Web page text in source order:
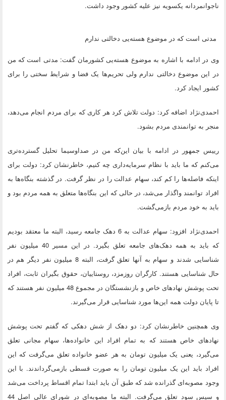
ناجوانمردانه یکسویه نیز علیه کشور وجود داشت.
مدتی است که در موضوع هسته‌یی دخالتی ندارم
وی در ادامه با اشاره به موضوع هسته‌یی کشورمان گفت: مدتی است که من
در این موضوع دخالتی ندارم ولی تحریم‌ها یک فضا و شرایط سختی را برای
کشور ایجاد کرد.
احمدی‌نژاد اضافه کرد: دولت تلاش کرد هر کاری که برای مردم انجام می‌دهد،
منجر به توانمندی مردم بشود.
رییس جمهور در ادامه با بیان این‌که من در صداوسیما تحلیل گسترده‌تری
می‌کنم که ما باید با نظام سرمایه‌داری چه کنیم، خاطرنشان کرد: دولت برای
اینکه فاصله‌ها را کم کند، سهام عدالت را در نظر گرفت. در گذشته بنگاه‌ها به
افراد توانمند واگذار می‌شد، در حالی که این بنگاه‌ها متعلق به همه مردم بود و
باید به خود مردم بازمی‌گشت.
احمدی‌نژاد افزود: سهام عدالت به 6 دهک جامعه رسید، البته ما معتقد بودیم
که باید به همه دهک‌های جامعه تعلق بگیرد. در این مسیر 40 میلیون نفر
شناسایی شدند و سهام به آنها تعلق گرفت، البته 8 میلیون نفر دیگر هم در
حال شناسایی هستند. کارگران روزمزد، روستاییان، حقوق بگیران ثابت، افراد
تحت پوشش نهادهای خاص و بازنشستگان در مجموع 48 میلیون نفر هستند که
تا پایان دولت همه این‌ها مورد شناسایی قرار می‌گیرند.
وی همچنین خاطرنشان کرد: دو دهک از شش دهکی که گفتم تحت پوشش
نهادهای خاص هستند که به تمام افراد این خانواده‌ها، سهام مجانی تعلق
می‌گیرد، یعنی یک میلیون تومان به هر عضو خانواده تعلق می‌گرفت که این
افراد باید این یک میلیون تومان را به صورت قسطی بازمی‌گرداندند. با این
وجود مصوبه‌ای گذرانده شد که طبق آن باید ابتدا تمام اقساط پرداخت می‌شد
و سپس سود تعلق می‌گرفت. البته ما مصوبه‌ای در شورای عالی اصل 44